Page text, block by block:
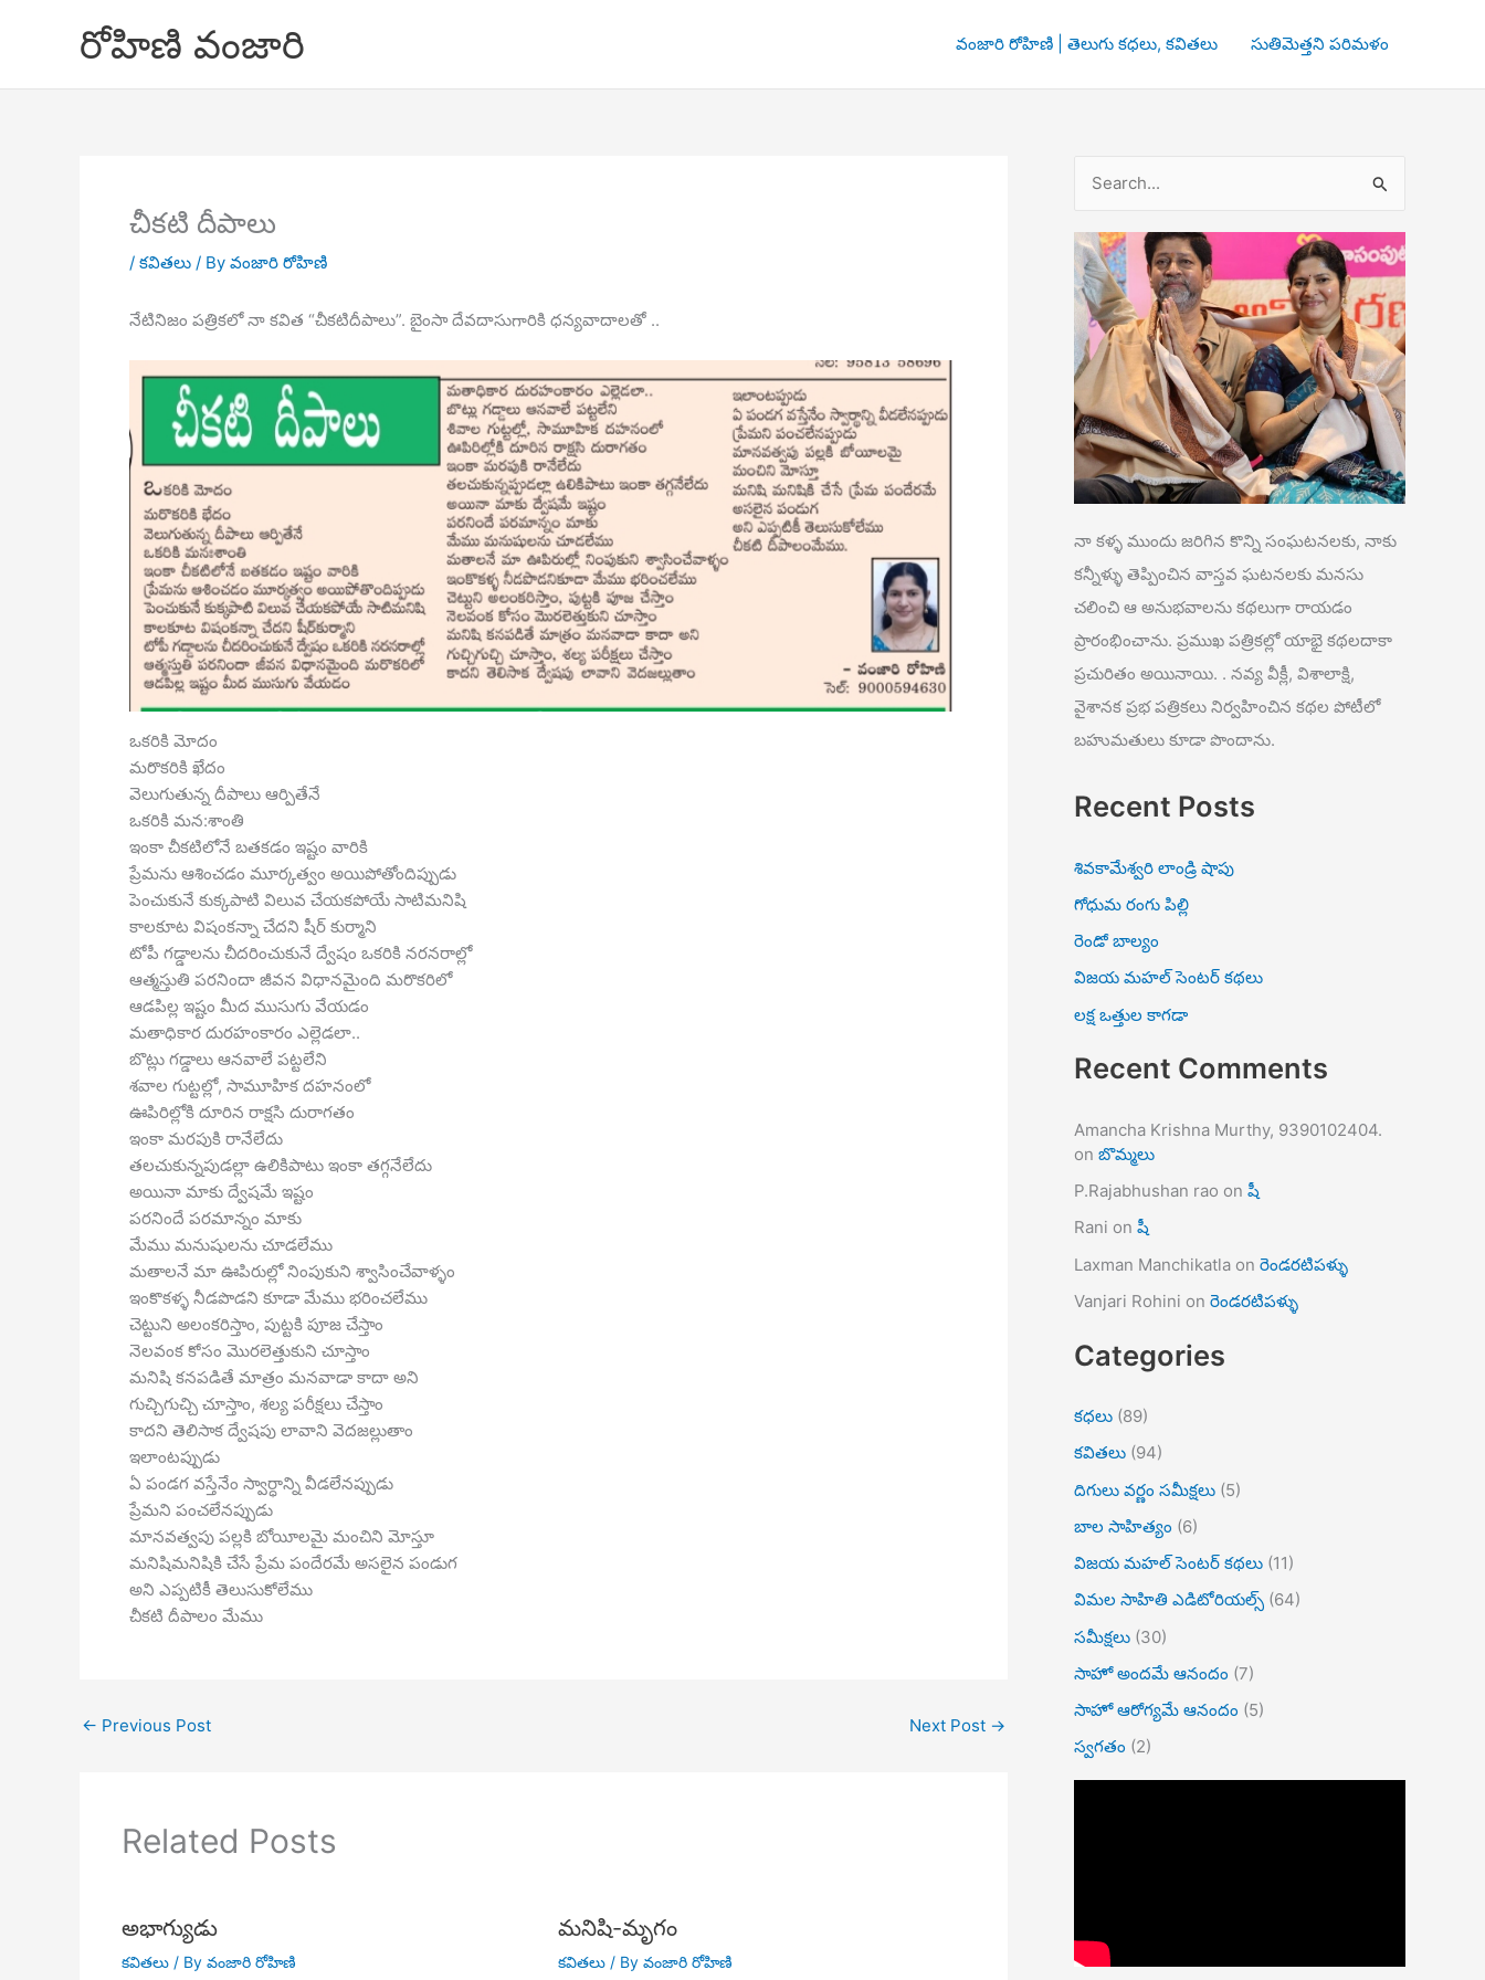
రోహిణి వంజారి వంజారి రోహిణి | తెలుగు కధలు, కవితలు సుతిమెత్తని పరిమళం
చీకటి దీపాలు
/ కవితలు / By వంజారి రోహిణి
నేటినిజం పత్రికలో నా కవిత “చీకటిదీపాలు”. బైంసా దేవదాసుగారికి ధన్యవాదాలతో ..
ఒకరికి మోదం
మరొకరికి ఖేదం
వెలుగుతున్న దీపాలు ఆర్పితేనే
ఒకరికి మన:శాంతి
ఇంకా చీకటిలోనే బతకడం ఇష్టం వారికి
ప్రేమను ఆశించడం మూర్కత్వం అయిపోతోందిప్పుడు
పెంచుకునే కుక్కపాటి విలువ చేయకపోయే సాటిమనిషి
కాలకూట విషంకన్నా చేదని షీర్ కుర్మాని
టోపీ గడ్డాలను చీదరించుకునే ద్వేషం ఒకరికి నరనరాల్లో
ఆత్మస్తుతి పరనిందా జీవన విధానమైంది మరొకరిలో
ఆడపిల్ల ఇష్టం మీద ముసుగు వేయడం
మతాధికార దురహంకారం ఎల్లెడలా..
బొట్లు గడ్డాలు ఆనవాలే పట్టలేని
శవాల గుట్టల్లో, సామూహిక దహనంలో
ఊపిరిల్లోకి దూరిన రాక్షసి దురాగతం
ఇంకా మరపుకి రానేలేదు
తలచుకున్నపుడల్లా ఉలికిపాటు ఇంకా తగ్గనేలేదు
అయినా మాకు ద్వేషమే ఇష్టం
పరనిందే పరమాన్నం మాకు
మేము మనుషులను చూడలేము
మతాలనే మా ఊపిరుల్లో నింపుకుని శ్వాసించేవాళ్ళం
ఇంకొకళ్ళ నీడపొడని కూడా మేము భరించలేము
చెట్టుని అలంకరిస్తాం, పుట్టకి పూజ చేస్తాం
నెలవంక కోసం మొరలెత్తుకుని చూస్తాం
మనిషి కనపడితే మాత్రం మనవాడా కాదా అని
గుచ్చిగుచ్చి చూస్తాం, శల్య పరీక్షలు చేస్తాం
కాదని తెలిసాక ద్వేషపు లావాని వెదజల్లుతాం
ఇలాంటప్పుడు
ఏ పండగ వస్తేనేం స్వార్ధాన్ని వీడలేనప్పుడు
ప్రేమని పంచలేనప్పుడు
మానవత్వపు పల్లకి బోయీలమై మంచిని మోస్తూ
మనిషిమనిషికి చేసే ప్రేమ పందేరమే అసలైన పండుగ
అని ఎప్పటికీ తెలుసుకోలేము
చీకటి దీపాలం మేము
← Previous Post Next Post →
Related Posts
అభాగ్యుడు
కవితలు/ By వంజారి రోహిణి
మనిషి-మృగం
కవితలు/ By వంజారి రోహిణి
a
r
c
h
f
o
r
నా కళ్ళ ముందు జరిగిన కొన్ని సంఘటనలకు, నాకు
కన్నీళ్ళు తెప్పించిన వాస్తవ ఘటనలకు మనసు
చలించి ఆ అనుభవాలను కథలుగా రాయడం
ప్రారంభించాను. ప్రముఖ పత్రికల్లో యాభై కథలదాకా
ప్రచురితం అయినాయి. . నవ్య వీక్లీ, విశాలాక్షి,
వైశానక ప్రభ పత్రికలు నిర్వహించిన కథల పోటీలో
బహుమతులు కూడా పొందాను.
Recent Posts
శివకామేశ్వరి లాండ్రి షాపు
గోధుమ రంగు పిల్లి
రెండో బాల్యం
విజయ మహల్ సెంటర్ కథలు
లక్ష ఒత్తుల కాగడా
Recent Comments
Amancha Krishna Murthy, 9390102404.
on బొమ్మలు
P.Rajabhushan rao on షీ
Rani on షీ
Laxman Manchikatla on రెండరటిపళ్ళు
Vanjari Rohini on రెండరటిపళ్ళు
Categories
కధలు (89)
కవితలు (94)
దిగులు వర్ణం సమీక్షలు (5)
బాల సాహిత్యం (6)
విజయ మహల్ సెంటర్ కథలు (11)
విమల సాహితి ఎడిటోరియల్స్ (64)
సమీక్షలు (30)
సాహో అందమే ఆనందం (7)
సాహో ఆరోగ్యమే ఆనందం (5)
స్వగతం (2)